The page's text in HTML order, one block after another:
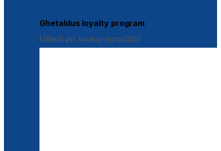
Ghetaldus loyalty program
Uštedi pri svakoj narudžbi!